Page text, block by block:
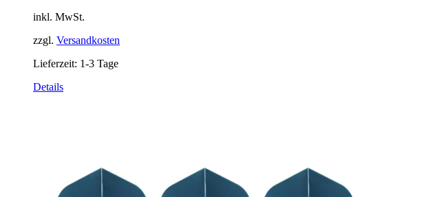
inkl. MwSt.
zzgl. Versandkosten
Lieferzeit: 1-3 Tage
Dieses
können
Details